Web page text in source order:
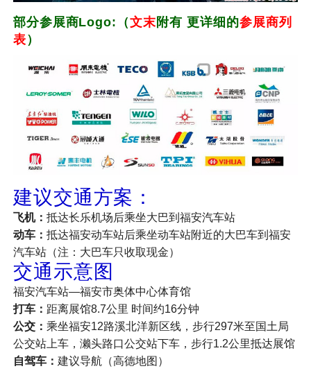
部分参展商Logo:（文末附有 更详细的参展商列
表）
建议交通方案：
飞机： 抵达长乐机场后乘坐大巴到福安汽车站
动车： 抵达福安动车站后乘坐动车站附近的大巴车到福安
汽车站（注：大巴车只收取现金）
交通示意图
福安汽车站—福安市奥体中心体育馆
打车： 距离展馆8.7公里 时间约16分钟
公交： 乘坐福安12路溪北洋新区线，步行297米至国土局
公交站上车，濑头路口公交站下车，步行1.2公里抵达展馆
自驾车： 建议导航（高德地图）